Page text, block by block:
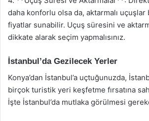
daha konforlu olsa da, aktarmalı uçuşlar
fiyatlar sunabilir. Uçuş süresini ve
dikkate alarak seçim yapmalısınız.
İstanbul’da Gezilecek Yerler
Konya’dan İstanbul’a uçtuğunuzda,
birçok turistik yeri keşfetme fırsatına
İşte İstanbul’da mutlaka görülmesi